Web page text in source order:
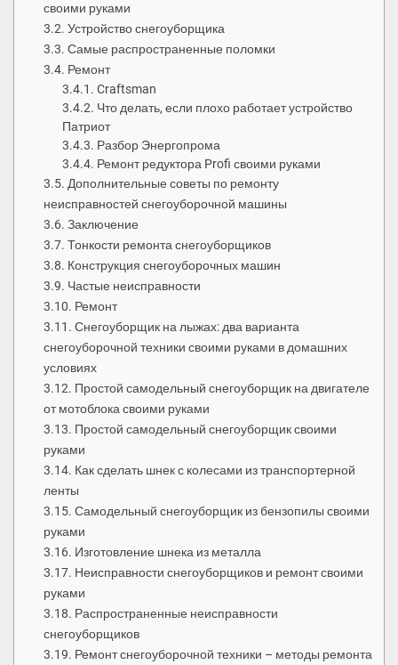
своими руками
Устройство снегоуборщика
Самые распространенные поломки
Ремонт
Craftsman
Что делать, если плохо работает устройство
Патриот
Разбор Энергопрома
Ремонт редуктора Profi своими руками
Дополнительные советы по ремонту
неисправностей снегоуборочной машины
Заключение
Тонкости ремонта снегоуборщиков
Конструкция снегоуборочных машин
Частые неисправности
Ремонт
Снегоуборщик на лыжах: два варианта
снегоуборочной техники своими руками в домашних
условиях
Простой самодельный снегоуборщик на двигателе
от мотоблока своими руками
Простой самодельный снегоуборщик своими
руками
Как сделать шнек с колесами из транспортерной
ленты
Самодельный снегоуборщик из бензопилы своими
руками
Изготовление шнека из металла
Неисправности снегоуборщиков и ремонт своими
руками
Распространенные неисправности
снегоуборщиков
Ремонт снегоуборочной техники – методы ремонта